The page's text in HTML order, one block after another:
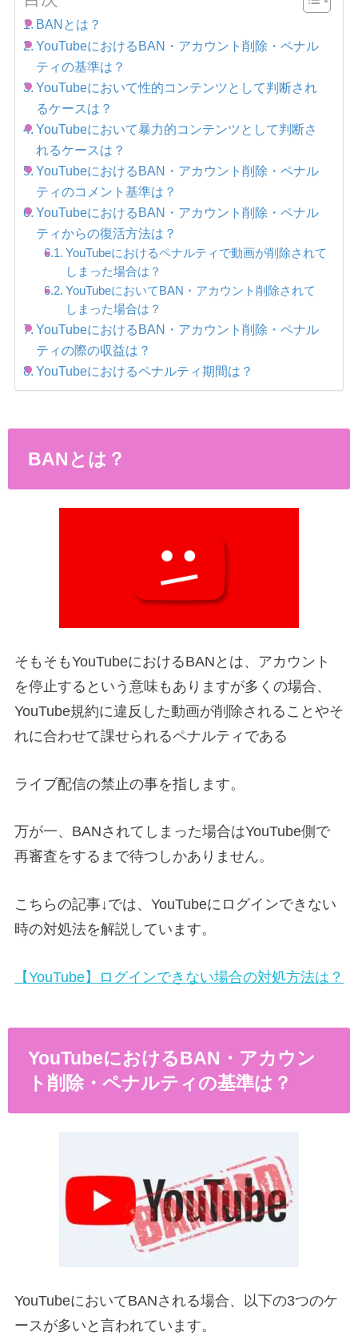
BANとは？
YouTubeにおけるBAN・アカウント削除・ペナル
ティの基準は？
YouTubeにおいて性的コンテンツとして判断され
るケースは？
YouTubeにおいて暴力的コンテンツとして判断さ
れるケースは？
YouTubeにおけるBAN・アカウント削除・ペナル
ティのコメント基準は？
YouTubeにおけるBAN・アカウント削除・ペナル
ティからの復活方法は？
YouTubeにおけるペナルティで動画が削除されて
しまった場合は？
YouTubeにおいてBAN・アカウント削除されて
しまった場合は？
YouTubeにおけるBAN・アカウント削除・ペナル
ティの際の収益は？
YouTubeにおけるペナルティ期間は？
BANとは？
そもそもYouTubeにおけるBANとは、アカウント
を停止するという意味もありますが多くの場合、
YouTube規約に違反した動画が削除されることやそ
れに合わせて課せられるペナルティである
ライブ配信の禁止の事を指します。
万が一、BANされてしまった場合はYouTube側で
再審査をするまで待つしかありません。
こちらの記事↓では、YouTubeにログインできない
時の対処法を解説しています。
【YouTube】ログインできない場合の対処方法は？
YouTubeにおけるBAN・アカウン
ト削除・ペナルティの基準は？
YouTubeにおいてBANされる場合、以下の3つのケ
ースが多いと言われています。